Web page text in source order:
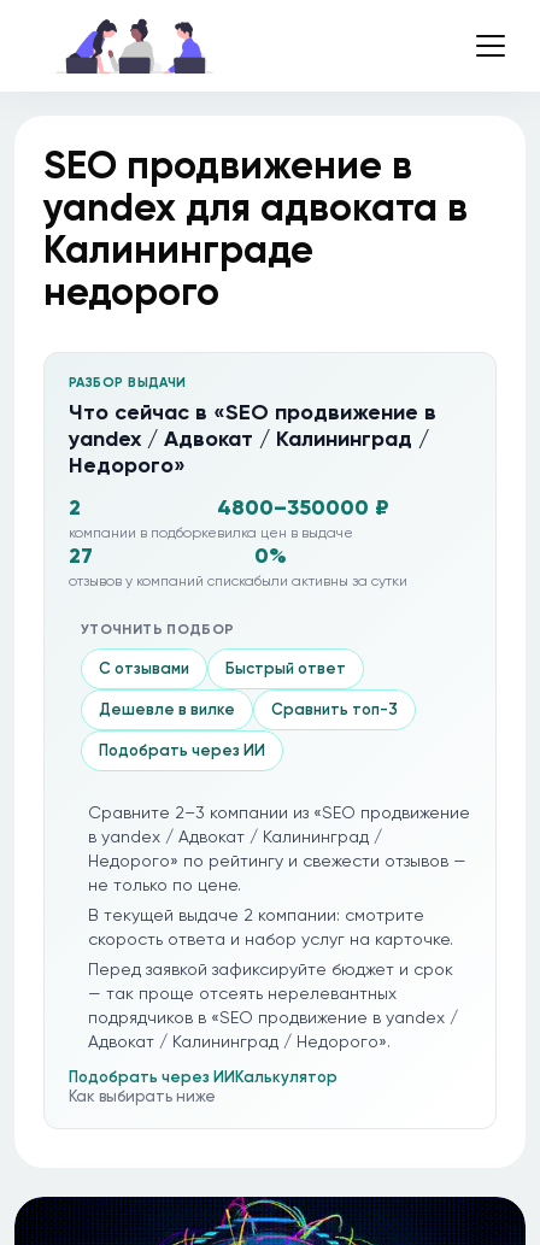
SEO продвижение в
yandex для адвоката в
Калининграде
недорого
РАЗБОР ВЫДАЧИ
Что сейчас в «SEO продвижение в
yandex / Адвокат / Калининград /
Недорого»
2
компании в подборке
4800–350000 ₽
вилка цен в выдаче
27
отзывов у компаний списка
0%
были активны за сутки
УТОЧНИТЬ ПОДБОР
С отзывами Быстрый ответ
Дешевле в вилке Сравнить топ-3
Подобрать через ИИ
Сравните 2–3 компании из «SEO продвижение
в yandex / Адвокат / Калининград /
Недорого» по рейтингу и свежести отзывов —
не только по цене.
В текущей выдаче 2 компании: смотрите
скорость ответа и набор услуг на карточке.
Перед заявкой зафиксируйте бюджет и срок
— так проще отсеять нерелевантных
подрядчиков в «SEO продвижение в yandex /
Адвокат / Калининград / Недорого».
Подобрать через ИИ Калькулятор
Как выбирать ниже